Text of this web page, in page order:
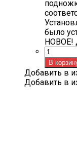
было
НОВОЕ!
товара
Tank
300
В
Добавить в
Добавить в